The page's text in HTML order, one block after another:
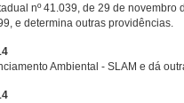
nº 41.039, de 29 de
e determina outras providências.
Ambiental - SLAM e dá